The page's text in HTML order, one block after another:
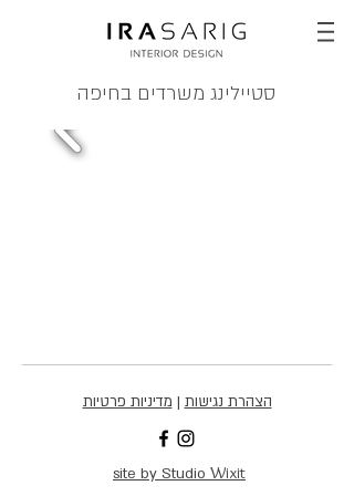
סטיילינג משרדים בחיפה
הצהרת נגישות | מדיניות פרטיות
site by Studio Wixit